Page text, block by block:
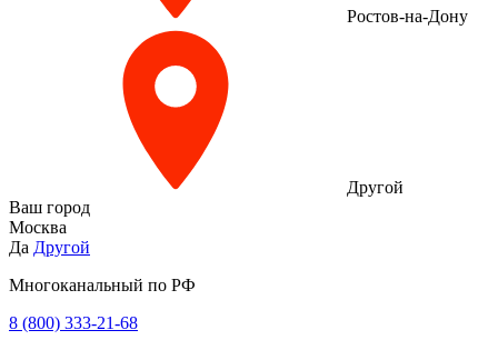
Ростов-на-Дону
Другой
Ваш город
Москва
Да Другой
Многоканальный по РФ
8 (800) 333‑21-68